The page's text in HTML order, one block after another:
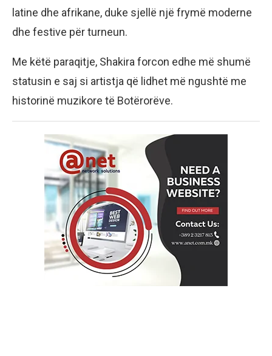
latine dhe afrikane, duke sjellë një frymë moderne
dhe festive për turneun.
Me këtë paraqitje, Shakira forcon edhe më shumë
statusin e saj si artistja që lidhet më ngushtë me
historinë muzikore të Botërorëve.